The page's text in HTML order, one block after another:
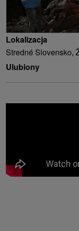
Lokalizacja
Stredné Slovensko,
Ulubiony